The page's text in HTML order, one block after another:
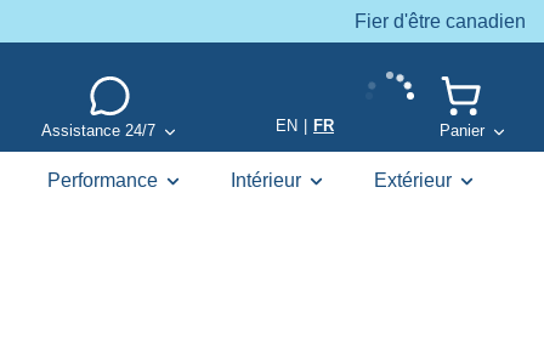
Fier d'être canadien
Assistance 24/7 EN FR Panier
Performance Intérieur Extérieur